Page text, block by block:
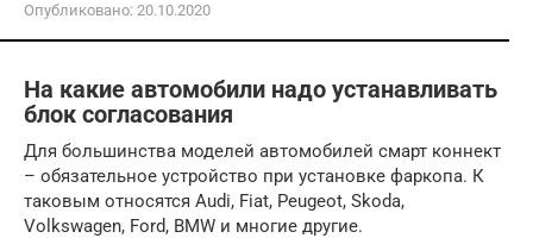
Опубликовано: 20.10.2020
На какие автомобили надо устанавливать
блок согласования
Для большинства моделей автомобилей смарт коннект
– обязательное устройство при установке фаркопа. К
таковым относятся Audi, Fiat, Peugeot, Skoda,
Volkswagen, Ford, BMW и многие другие.